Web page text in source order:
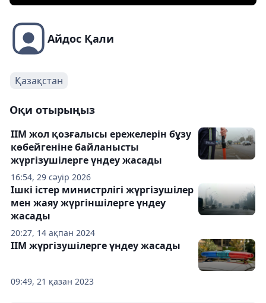
Айдос Қали
Қазақстан
Оқи отырыңыз
16:54, 29 сәуір 2026
ІІМ жол қозғалысы ережелерін бұзу
көбейгеніне байланысты
жүргізушілерге үндеу жасады
20:27, 14 ақпан 2024
Ішкі істер министрлігі жүргізушілер
мен жаяу жүргіншілерге үндеу
жасады
09:49, 21 қазан 2023
ІІМ жүргізушілерге үндеу жасады